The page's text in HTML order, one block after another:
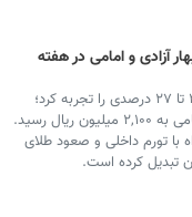
آزادی و امامی در هفته
سکه در هفته‌ای تاریخی رشد ۲۵ تا ۲۷ درصدی را تجربه کرد؛
بهار آزادی به ۲,۰۱۸ میلیون و امامی به ۲,۱۰۰ میلیون ریال رسید.
درصدی همراه با تورم داخلی و صعود طلای
تبدیل کرده است.